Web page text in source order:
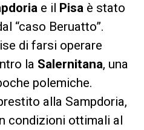
e il Pisa è stato
“caso Beruatto”.
di farsi operare
la Salernitana, una
polemiche.
alla Sampdoria,
condizioni ottimali al